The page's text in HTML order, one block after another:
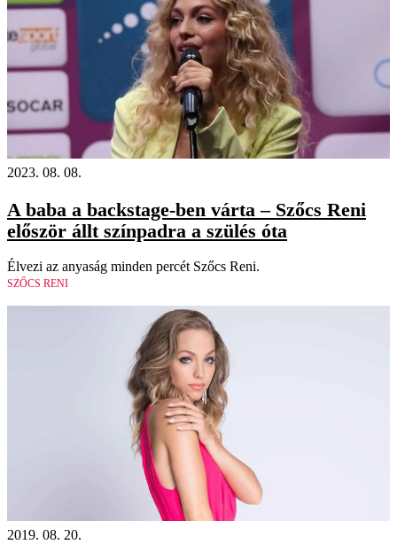
2023. 08. 08.
A baba a backstage-ben várta – Szőcs Reni
először állt színpadra a szülés óta
Élvezi az anyaság minden percét Szőcs Reni.
SZŐCS RENI
2019. 08. 20.